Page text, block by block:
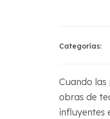
Categorías:
Cuando
obras de
influyentes